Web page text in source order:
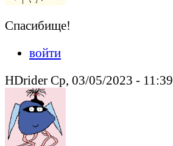
Спасибище!
войти
HDrider Ср, 03/05/2023 - 11:39